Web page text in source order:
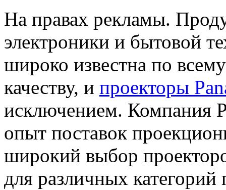
На правах рекламы.
электроники и бытовой
широко известна по
качеству, и проекторы
исключением. Компания
опыт поставок
широкий выбор
для различных категорий